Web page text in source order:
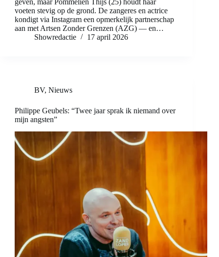
geven, maar Pommelien Thijs (25) houdt haar
voeten stevig op de grond. De zangeres en actrice
kondigt via Instagram een opmerkelijk partnerschap
aan met Artsen Zonder Grenzen (AZG) — en…
Showredactie
17 april 2026
BV, Nieuws
Philippe Geubels: “Twee jaar sprak ik niemand over
mijn angsten”